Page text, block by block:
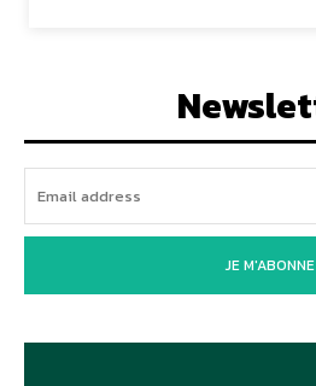
JE M'ABONNE